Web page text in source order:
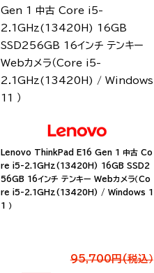
Lenovo ThinkPad E16 Gen 1 中古 Co
re i5-2.1GHz(13420H) 16GB SSD2
56GB 16インチ テンキー Webカメラ（Co
re i5-2.1GHz(13420H) / Windows 1
1 ）
95,700円(税込）